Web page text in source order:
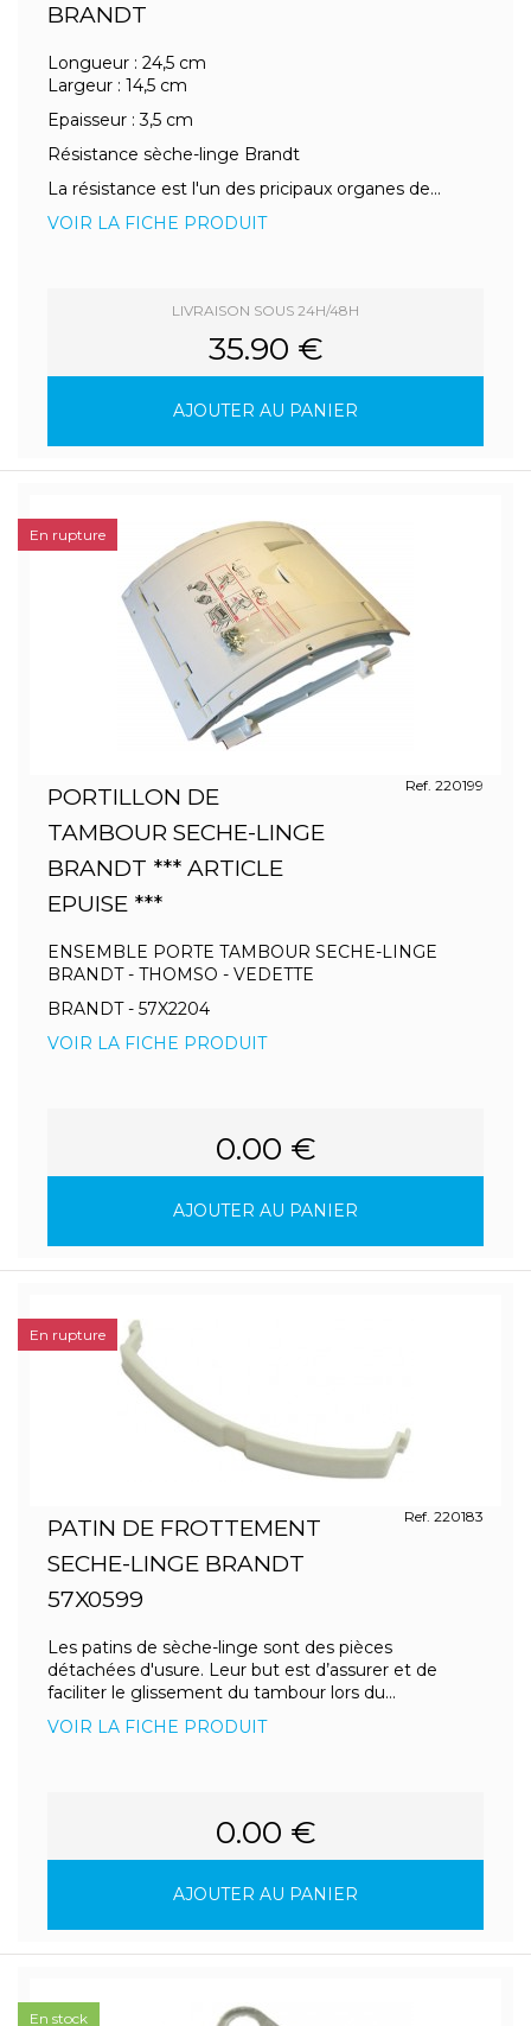
BRANDT
Longueur : 24,5 cm
Largeur : 14,5 cm
Epaisseur : 3,5 cm
Résistance sèche-linge Brandt
La résistance est l'un des pricipaux organes de...
VOIR LA FICHE PRODUIT
LIVRAISON SOUS 24H/48H
35.90 €
AJOUTER AU PANIER
PORTILLON DE
TAMBOUR SECHE-LINGE
BRANDT *** ARTICLE
EPUISE ***
Ref. 220199
ENSEMBLE PORTE TAMBOUR SECHE-LINGE
BRANDT - THOMSO - VEDETTE
BRANDT - 57X2204
VOIR LA FICHE PRODUIT
0.00 €
AJOUTER AU PANIER
En rupture
PATIN DE FROTTEMENT
SECHE-LINGE BRANDT
57X0599
Ref. 220183
Les patins de sèche-linge sont des pièces
détachées d'usure. Leur but est d’assurer et de
faciliter le glissement du tambour lors du...
VOIR LA FICHE PRODUIT
0.00 €
AJOUTER AU PANIER
En rupture
En stock